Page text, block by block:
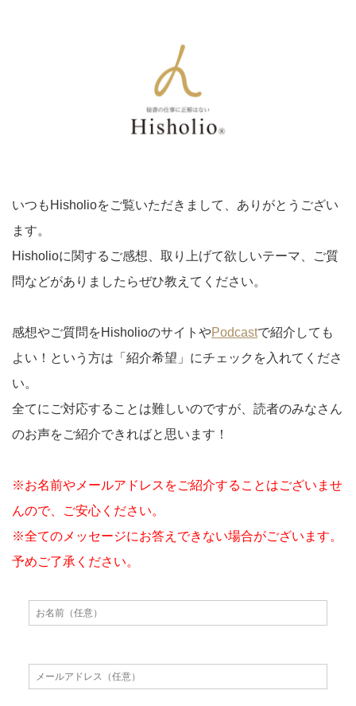
いつもHisholioをご覧いただきまして、ありがとうござい
ます。
Hisholioに関するご感想、取り上げて欲しいテーマ、ご質
問などがありましたらぜひ教えてください。
感想やご質問をHisholioのサイトやPodcastで紹介しても
よい！という方は「紹介希望」にチェックを入れてくださ
い。
全てにご対応することは難しいのですが、読者のみなさん
のお声をご紹介できればと思います！
※お名前やメールアドレスをご紹介することはございませ
んので、ご安心ください。
※全てのメッセージにお答えできない場合がございます。
予めご了承ください。